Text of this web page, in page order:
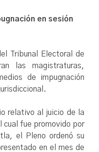
en sesión
Tribunal Electoral de
las magistraturas,
de impugnación
relativo al juicio de la
cual fue promovido por
el Pleno ordenó su
en el mes de